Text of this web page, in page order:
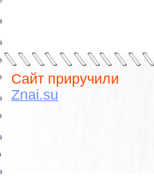
Сайт приручили
Znai.su